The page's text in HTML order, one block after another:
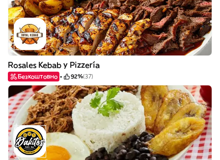
Rosales Kebab y Pizzería
Безкоштовно 92%(37)